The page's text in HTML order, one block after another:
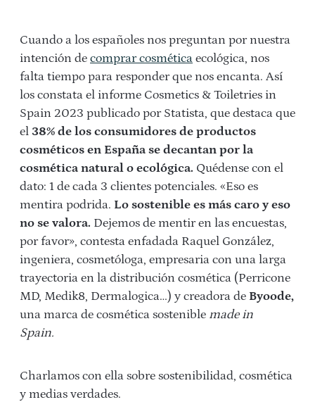
Cuando a los españoles nos preguntan por nuestra
intención de comprar cosmética ecológica, nos
falta tiempo para responder que nos encanta. Así
los constata el informe Cosmetics & Toiletries in
Spain 2023 publicado por Statista, que destaca que
el 38% de los consumidores de productos
cosméticos en España se decantan por la
cosmética natural o ecológica. Quédense con el
dato: 1 de cada 3 clientes potenciales. «Eso es
mentira podrida. Lo sostenible es más caro y eso
no se valora. Dejemos de mentir en las encuestas,
por favor», contesta enfadada Raquel González,
ingeniera, cosmetóloga, empresaria con una larga
trayectoria en la distribución cosmética (Perricone
MD, Medik8, Dermalogica…) y creadora de Byoode,
una marca de cosmética sostenible made in
Spain.
Charlamos con ella sobre sostenibilidad, cosmética
y medias verdades.